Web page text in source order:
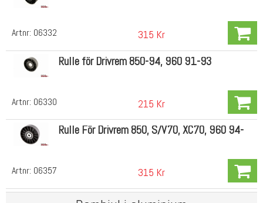
Artnr: 06332 315 Kr
Artnr: 06330
Rulle för Drivrem 850-94, 960 91-93
215 Kr
Artnr: 06357
Rulle För Drivrem 850, S/V70, XC70, 960 94-
315 Kr